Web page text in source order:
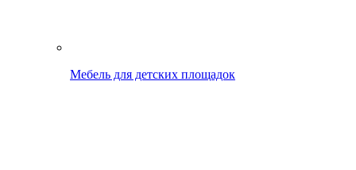
Мебель для детских площадок